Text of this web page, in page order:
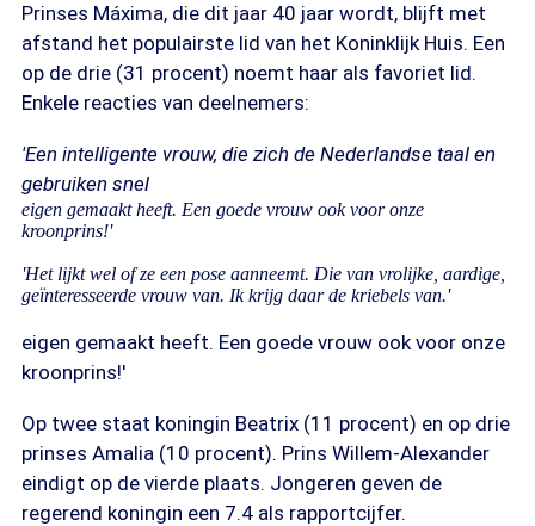
Prinses Máxima, die dit jaar 40 jaar wordt, blijft met
afstand het populairste lid van het Koninklijk Huis. Een
op de drie (31 procent) noemt haar als favoriet lid.
Enkele reacties van deelnemers:
'Een intelligente vrouw, die zich de Nederlandse taal en
gebruiken snel
eigen gemaakt heeft. Een goede vrouw ook voor onze
kroonprins!'
'Het lijkt wel of ze een pose aanneemt. Die van vrolijke, aardige,
geïnteresseerde vrouw van. Ik krijg daar de kriebels van.'
eigen gemaakt heeft. Een goede vrouw ook voor onze
kroonprins!'
Op twee staat koningin Beatrix (11 procent) en op drie
prinses Amalia (10 procent). Prins Willem-Alexander
eindigt op de vierde plaats. Jongeren geven de
regerend koningin een 7.4 als rapportcijfer.